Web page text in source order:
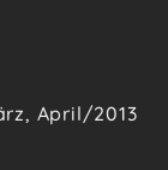
April/2013